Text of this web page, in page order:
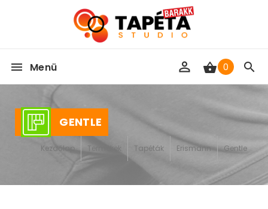
Menü 0
GENTLE
Kezdőlap Termékek Tapéták Erismann Gentle